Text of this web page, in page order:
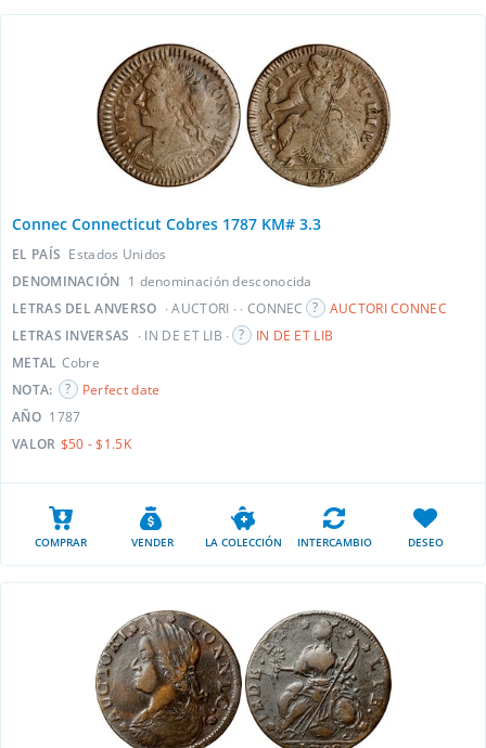
Connec Connecticut Cobres 1787 KM# 3.3
EL PAÍS Estados Unidos
DENOMINACIÓN 1 denominación desconocida
LETRAS DEL ANVERSO ∙ AUCTORI ∙ ∙ CONNEC
AUCTORI CONNEC
LETRAS INVERSAS ∙ IN DE ET LIB ∙
IN DE ET LIB
METAL Cobre
NOTA:
Perfect date
AÑO 1787
VALOR $50 - $1.5K
COMPRAR VENDER LA COLECCIÓN INTERCAMBIO DESEO